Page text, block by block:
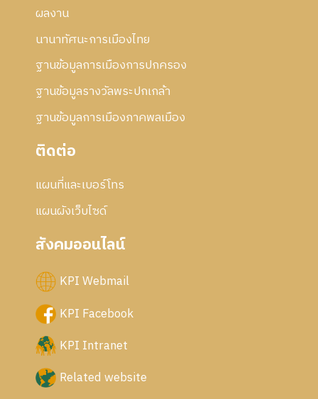
ผลงาน
นานาทัศนะการเมืองไทย
ฐานข้อมูลการเมืองการปกครอง
ฐานข้อมูลรางวัลพระปกเกล้า
ฐานข้อมูลการเมืองภาคพลเมือง
ติดต่อ
แผนที่และเบอร์โทร
แผนผังเว็บไซด์
สังคมออนไลน์
KPI Webmail
KPI Facebook
KPI Intranet
Related website